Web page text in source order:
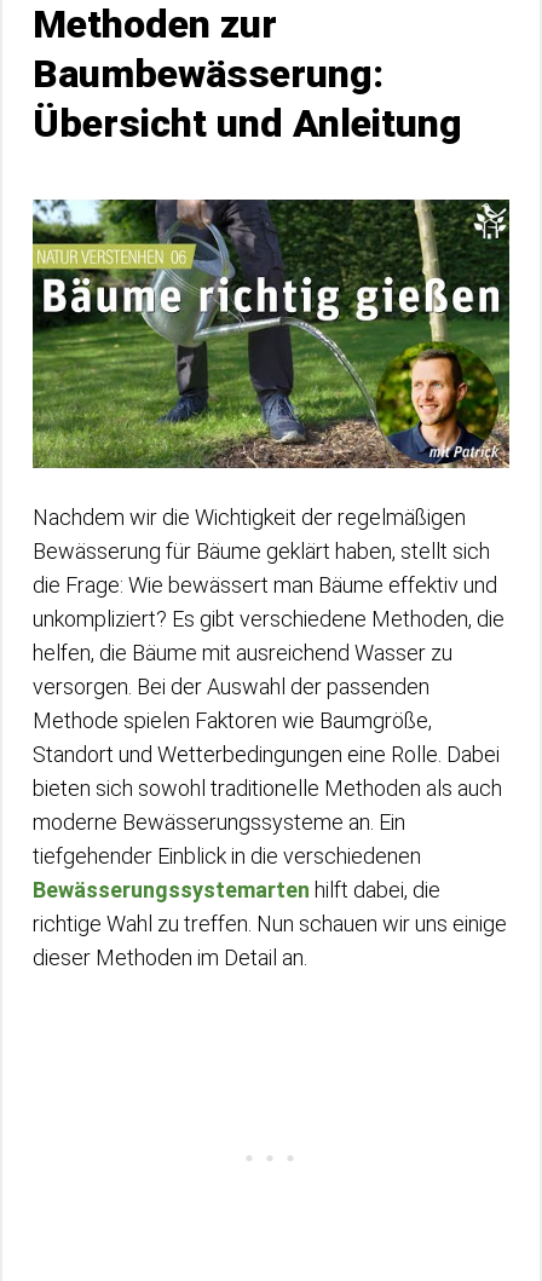
Methoden zur
Baumbewässerung:
Übersicht und Anleitung
Nachdem wir die Wichtigkeit der regelmäßigen
Bewässerung für Bäume geklärt haben, stellt sich
die Frage: Wie bewässert man Bäume effektiv und
unkompliziert? Es gibt verschiedene Methoden, die
helfen, die Bäume mit ausreichend Wasser zu
versorgen. Bei der Auswahl der passenden
Methode spielen Faktoren wie Baumgröße,
Standort und Wetterbedingungen eine Rolle. Dabei
bieten sich sowohl traditionelle Methoden als auch
moderne Bewässerungssysteme an. Ein
tiefgehender Einblick in die verschiedenen
Bewässerungssystemarten hilft dabei, die
richtige Wahl zu treffen. Nun schauen wir uns einige
dieser Methoden im Detail an.